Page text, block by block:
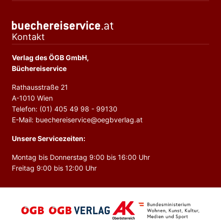
Kontakt
Verlag des ÖGB GmbH,
Büchereiservice
Rathausstraße 21
A-1010 Wien
Telefon: (01) 405 49 98 - 99130
E-Mail: buechereiservice@oegbverlag.at
Unsere Servicezeiten:
Montag bis Donnerstag 9:00 bis 16:00 Uhr
Freitag 9:00 bis 12:00 Uhr